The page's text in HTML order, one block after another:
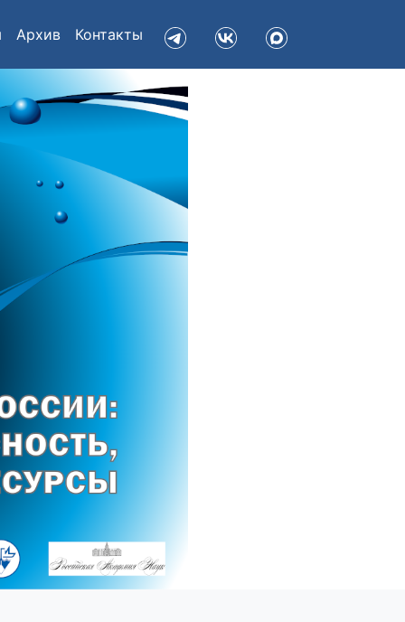
Архив Контакты